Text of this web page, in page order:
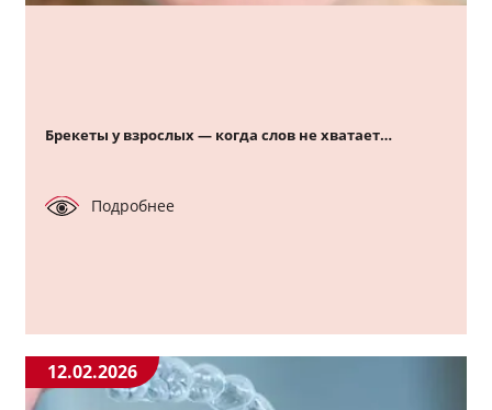
Брекеты у взрослых — когда слов не хватает…
Подробнее
12.02.2026